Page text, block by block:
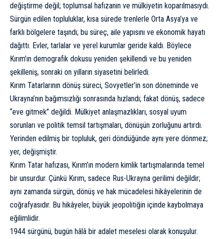
değiştirme değil; toplumsal hafızanın ve mülkiyetin koparılmasıydı.
Sürgün edilen topluluklar, kısa sürede trenlerle Orta Asya’ya ve
farklı bölgelere taşındı; bu süreç, aile yapısını ve ekonomik hayatı
dağıttı. Evler, tarlalar ve yerel kurumlar geride kaldı. Böylece
Kırım’ın demografik dokusu yeniden şekillendi ve bu yeniden
şekilleniş, sonraki on yılların siyasetini belirledi.
Kırım Tatarlarının dönüş süreci, Sovyetler’in son döneminde ve
Ukrayna’nın bağımsızlığı sonrasında hızlandı; fakat dönüş, sadece
“eve gitmek” değildi. Mülkiyet anlaşmazlıkları, sosyal uyum
sorunları ve politik temsil tartışmaları, dönüşün zorluğunu artırdı.
Yerinden edilmiş bir topluluk, geri döndüğünde aynı yere dönmez;
yer, değişmiştir.
Kırım Tatar hafızası, Kırım’ın modern kimlik tartışmalarında temel
bir unsurdur. Çünkü Kırım, sadece Rus-Ukrayna gerilimi değildir;
aynı zamanda sürgün, dönüş ve hak mücadelesi hikâyelerinin de
coğrafyasıdır. Bu hikâyeler, büyük jeopolitiğin içinde kaybolmaya
eğilimlidir.
1944 sürgünü, bugün hâlâ bir adalet meselesi olarak konuşulur.